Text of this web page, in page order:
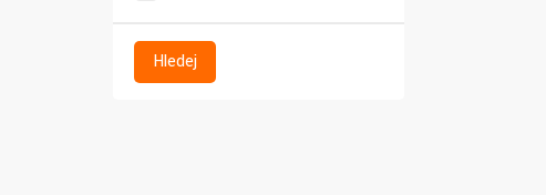
Hledej